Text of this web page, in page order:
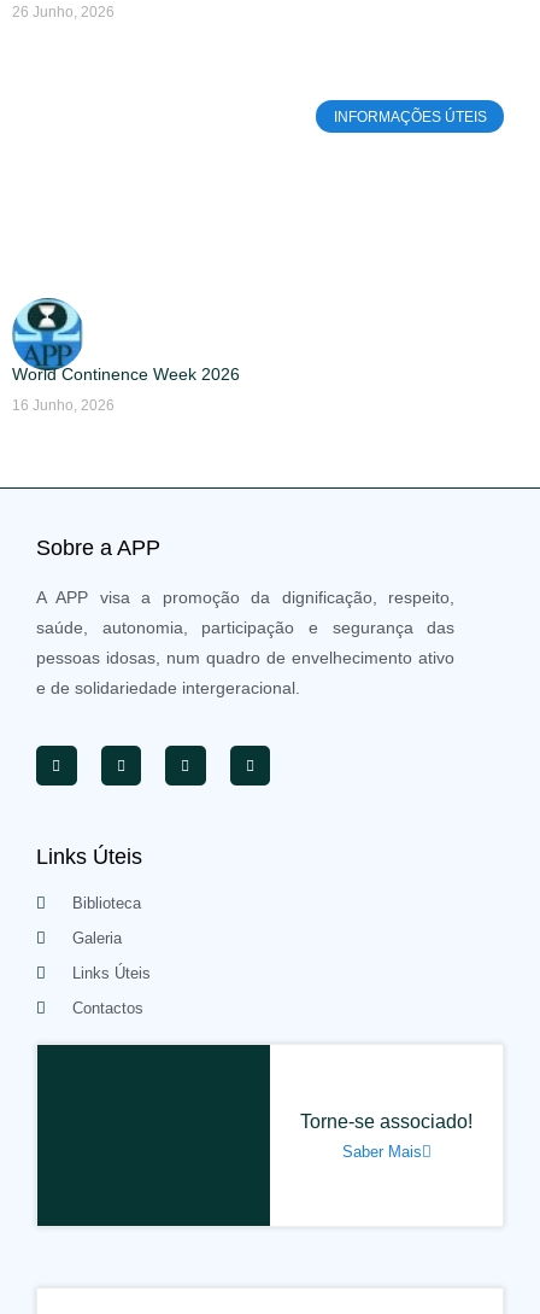
26 Junho, 2026
INFORMAÇÕES ÚTEIS
World Continence Week 2026
16 Junho, 2026
Sobre a APP
A APP visa a promoção da dignificação, respeito,
saúde, autonomia, participação e segurança das
pessoas idosas, num quadro de envelhecimento ativo
e de solidariedade intergeracional.
Links Úteis
Biblioteca
Galeria
Links Úteis
Contactos
Torne-se associado!
Saber Mais